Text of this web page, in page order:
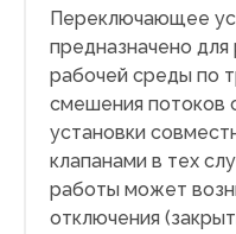
Переключающее
предназначено
рабочей среды по
смешения потоков
установки
клапанами в тех
работы может
отключения